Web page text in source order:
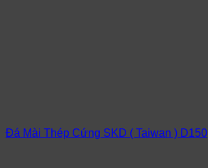
Đá Mài Thép Cứng SKD ( Taiwan ) D150